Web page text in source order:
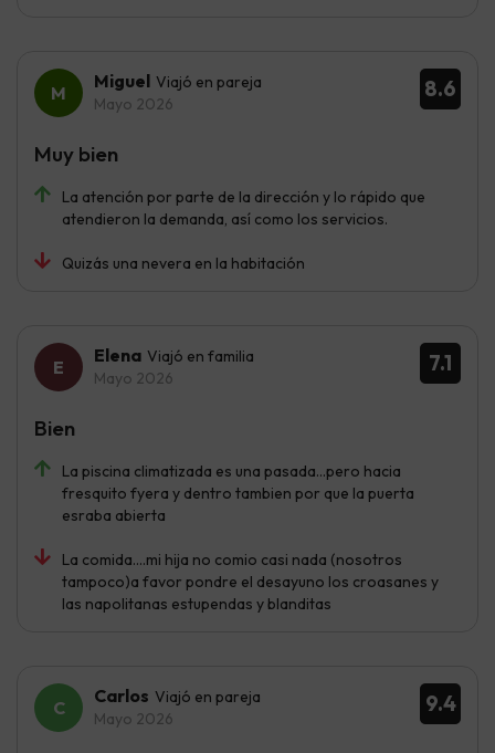
8.6
Miguel Viajó en pareja
Mayo 2026
La atención por parte de la dirección y lo rápido que
atendieron la demanda, así como los servicios.
Quizás una nevera en la habitación
Muy bien
7.1
Elena Viajó en familia
Mayo 2026
La piscina climatizada es una pasada...pero hacia
fresquito fyera y dentro tambien por que la puerta
esraba abierta
La comida....mi hija no comio casi nada (nosotros
tampoco)a favor pondre el desayuno los croasanes y
las napolitanas estupendas y blanditas
Bien
9.4
Carlos Viajó en pareja
Mayo 2026